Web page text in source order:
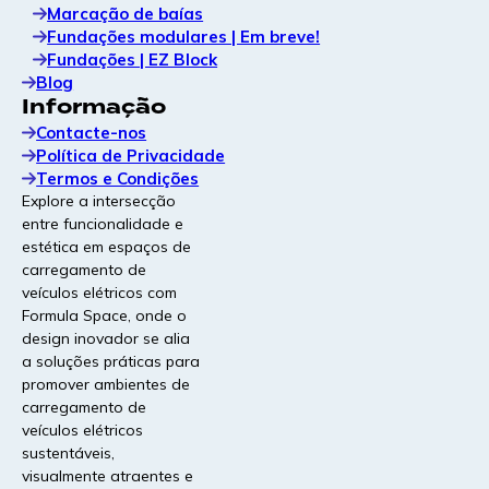
Marcação de baía durável e de alto contraste,
concebida para uma navegação clara e uma
identidade de marca mais forte no local.
Leia o nosso artigo mais
recente
Rentável e rápido: por que
razão os vencedores estão a
construir postos de
carregamento de veículos
elétricos rentáveis a um ritmo
acelerado
O mercado de carregamento de veículos
elétricos deixou de premiar quem constrói
mais depressa e passou a premiar quem
constrói melhor. Os operadores que estão a
Marcação de baías
Fundações modulares | Em breve!
Fundações | EZ Block
Blog
Informação
Contacte-nos
Política de Privacidade
Termos e Condições
Explore a intersecção
entre funcionalidade e
estética em espaços de
carregamento de
veículos elétricos com
Formula Space, onde o
design inovador se alia
a soluções práticas para
promover ambientes de
carregamento de
veículos elétricos
sustentáveis,
visualmente atraentes e